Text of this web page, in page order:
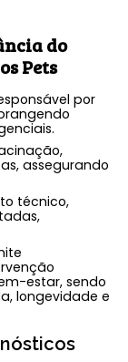
do
Pets
por
assegurando
técnico,
estar, sendo
longevidade e